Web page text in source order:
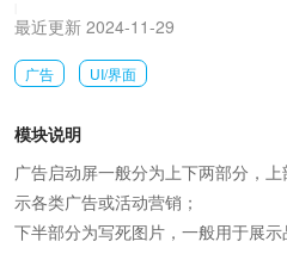
最近更新 2024-11-29
广告 UI/界面
模块说明
广告启动屏一般分为上下两部分，
示各类广告或活动营销；
下半部分为写死图片，一般用于展示